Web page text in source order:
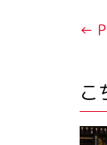
←
こ